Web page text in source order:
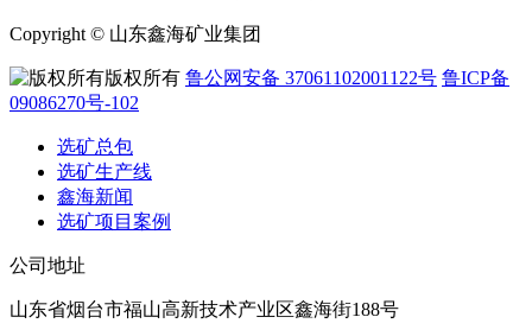
Copyright © 山东鑫海矿业集团
版权所有 鲁公网安备 37061102001122号 鲁ICP备
09086270号-102
选矿总包
选矿生产线
鑫海新闻
选矿项目案例
公司地址
山东省烟台市福山高新技术产业区鑫海街188号